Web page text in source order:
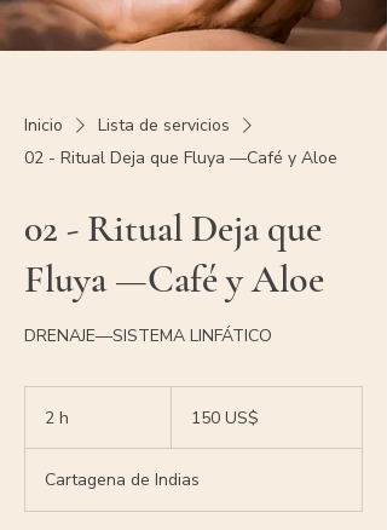
Inicio
Lista de servicios
02 - Ritual Deja que Fluya —Café y Aloe
02 - Ritual Deja que
Fluya —Café y Aloe
DRENAJE—SISTEMA LINFÁTICO
2 h
estadounidenses
150 US$
Cartagena de Indias